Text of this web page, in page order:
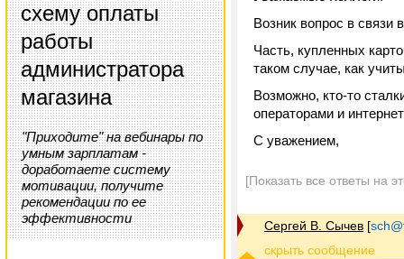
схему оплаты
работы
администратора
магазина
"Приходите" на вебинары по
умным зарплатам -
доработаете систему
мотивации, получите
рекомендации по ее
эффективности
Возник вопрос в связи
Часть, купленных
таком случае, как
Возможно, кто-то
операторами и
С уважением,
[Показать все ответы на
Cергей В. Сычев [